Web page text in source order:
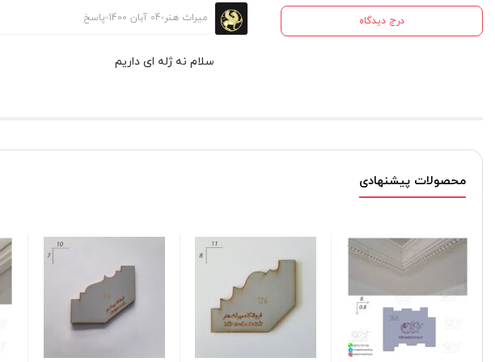
درج دیدگاه میراث هنر 04 آبان 1400 پاسخ
سلام نه ژله ای داریم
محصولات پیشنهادی